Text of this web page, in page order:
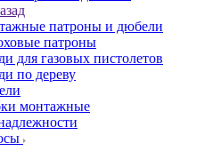
патроны и дюбели
патроны
для газовых пистолетов
по дереву
монтажные